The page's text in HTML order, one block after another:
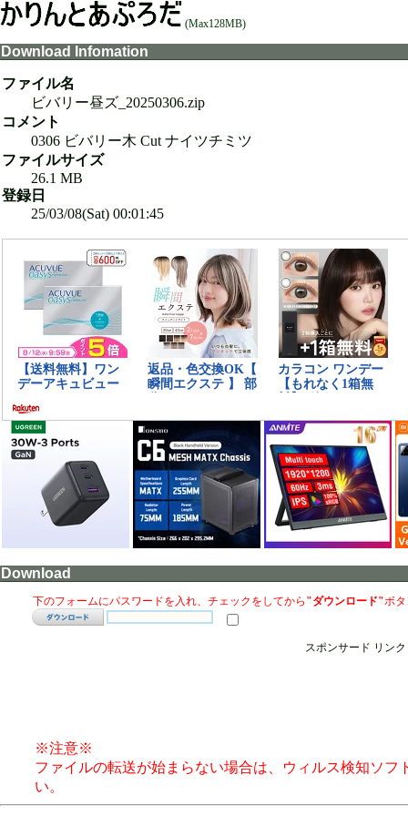
(Max128MB)
Download Infomation
ファイル名
ビバリー昼ズ_20250306.zip
コメント
0306 ビバリー木 Cut ナイツチミツ
ファイルサイズ
26.1 MB
登録日
25/03/08(Sat) 00:01:45
Download
下のフォームにパスワードを入れ、チェックをしてから "ダウンロード"ボ
スポンサード リンク
※注意※
ファイルの転送が始まらない場合は、ウィルス検知ソ
い。